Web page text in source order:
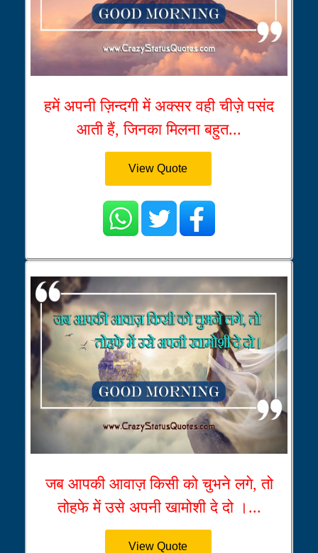
हमें अपनी ज़िन्दगी में अक्सर वही चीज़े पसंद
आती हैं, जिनका मिलना बहुत...
View Quote
जब आपकी आवाज़ किसी को चुभने लगे, तो
तोहफे में उसे अपनी खामोशी दे दो ।...
View Quote